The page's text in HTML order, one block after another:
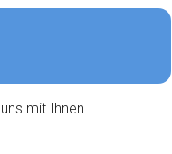
mit Ihnen